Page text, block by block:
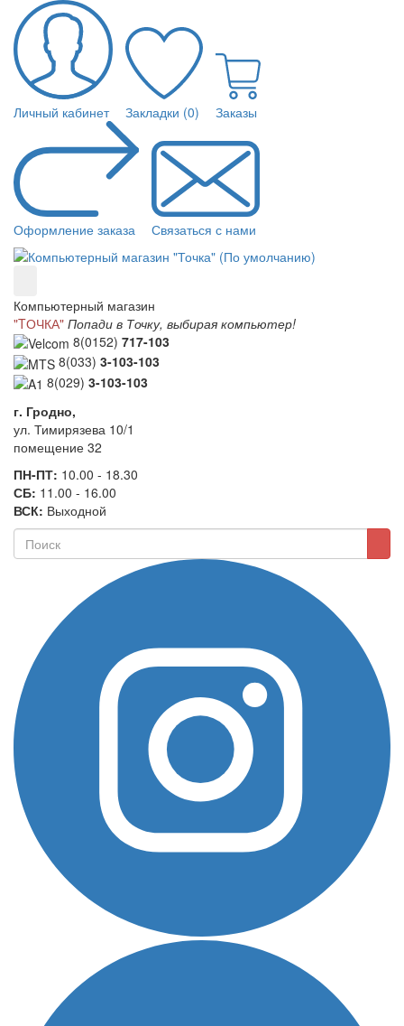
Личный кабинет Закладки (0) Заказы
Оформление заказа Связаться с нами
Компьютерный магазин
"TОЧКА" Попади в Точку, выбирая компьютер!
8(0152) 717-103
8(033) 3-103-103
8(029) 3-103-103
г. Гродно,
ул. Тимирязева 10/1
помещение 32
ПН-ПТ: 10.00 - 18.30
СБ: 11.00 - 16.00
ВСК: Выходной